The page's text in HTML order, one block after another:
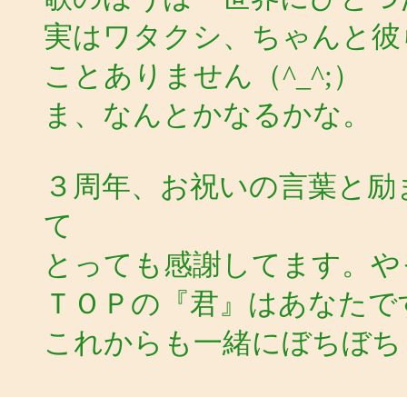
実はワタクシ、ちゃんと
ことありません（^_^;）
ま、なんとかなるかな。
３周年、お祝いの言葉と
て
とっても感謝してます。
ＴＯＰの『君』はあなたで
これからも一緒にぼちぼ